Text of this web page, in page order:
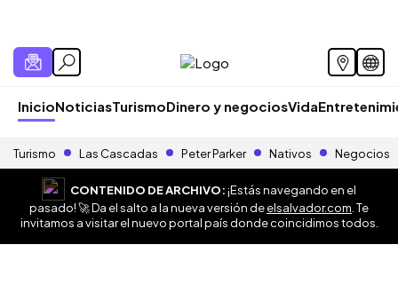
InicioNoticiasTurismoDinero y negociosVida
Turismo Las Cascadas Peter Parker Nativos Negocios
CONTENIDO DE ARCHIVO:¡Estás navegando en el
pasado! 🚀 Da el salto a la nueva versión deelsalvador.com . Te
invitamos a visitar el nuevo portal país donde coincidimos todos.